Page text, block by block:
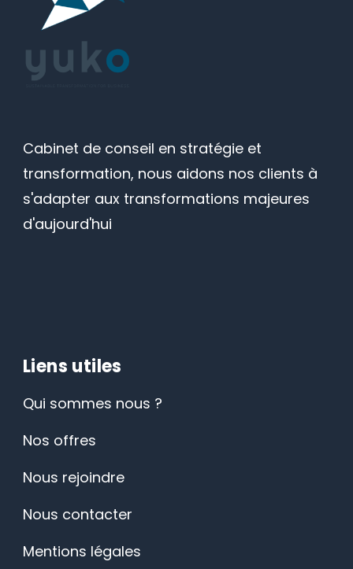
Cabinet de conseil en stratégie et
transformation, nous aidons nos clients à
s'adapter aux transformations majeures
d'aujourd'hui
Liens utiles
Qui sommes nous ?
Nos offres
Nous rejoindre
Nous contacter
Mentions légales